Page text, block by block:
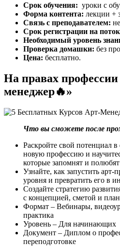
Срок обучения: уроки с
Форма контента: лекции +
Связь с преподавателем:
Срок регистрации на
Необходимый уровень
Проверка домашки: без
Цена: бесплатно.
На правах
менеджер🔥»
Что вы сможете после
Раскройте свой потенциал в
новую профессию и
которые запомнят и полюбят
Узнайте, как запустить
уровня и превратить его в
Создайте стратегию
с концепцией, сметой и
Формат – Вебинары,
практика
Уровень – Для начинающих
Документ – Диплом о
переподготовке